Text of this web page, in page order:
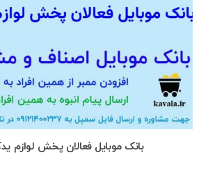
بانک موبایل فعالان پخش لوازم